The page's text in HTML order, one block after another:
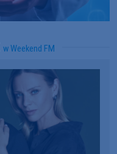
w Weekend FM